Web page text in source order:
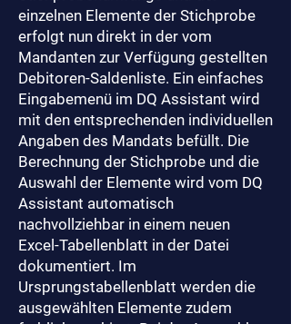
einzelnen Elemente der Stichprobe
erfolgt nun direkt in der vom
Mandanten zur Verfügung gestellten
Debitoren-Saldenliste. Ein einfaches
Eingabemenü im DQ Assistant wird
mit den entsprechenden individuellen
Angaben des Mandats befüllt. Die
Berechnung der Stichprobe und die
Auswahl der Elemente wird vom DQ
Assistant automatisch
nachvollziehbar in einem neuen
Excel-Tabellenblatt in der Datei
dokumentiert. Im
Ursprungstabellenblatt werden die
ausgewählten Elemente zudem